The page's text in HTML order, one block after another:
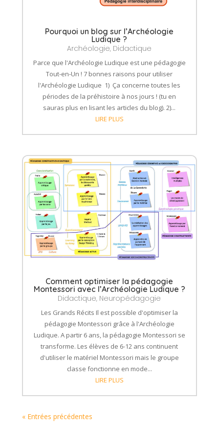
Pourquoi un blog sur l’Archéologie
Ludique ?
Archéologie, Didactique
Parce que l'Archéologie Ludique est une pédagogie
Tout-en-Un ! 7 bonnes raisons pour utiliser
l'Archéologie Ludique 1) Ça concerne toutes les
périodes de la préhistoire à nos jours ! (tu en
sauras plus en lisant les articles du blog). 2)...
LIRE PLUS
Comment optimiser la pédagogie
Montessori avec l’Archéologie Ludique ?
Didactique, Neuropédagogie
Les Grands Récits Il est possible d'optimiser la
pédagogie Montessori grâce à l'Archéologie
Ludique. A partir 6 ans, la pédagogie Montessori se
transforme. Les élèves de 6-12 ans continuent
d'utiliser le matériel Montessori mais le groupe
classe fonctionne en mode...
LIRE PLUS
« Entrées précédentes